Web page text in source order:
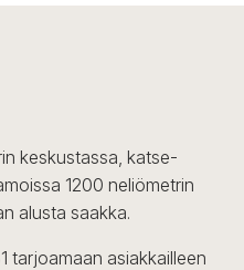
keskustassa, katse-
1200 neliömetrin
alusta saakka.
tarjoamaan asiakkailleen